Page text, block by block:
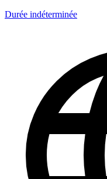
Durée indéterminée